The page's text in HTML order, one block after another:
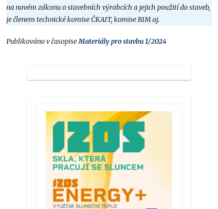
na novém zákonu o stavebních výrobcích a jejich použití do staveb,
je členem technické komise ČKAIT, komise BIM aj.
Publikováno v časopiseMateriály pro stavbu 1/2024